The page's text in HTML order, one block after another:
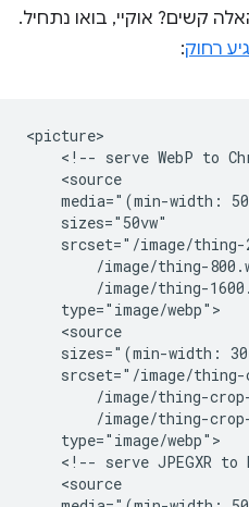
קשים? אוקיי, בואו נתחיל.
רחוק:
<picture>
<!-- serve WebP to
    <source
media="(min-width:
    sizes="50vw"
srcset="/image/
/image/thing-
/image/thing-
    type="image/webp">
    <source
sizes="(min-width:
srcset="/image/
/image/thing-
/image/thing-
    type="image/webp">
<!-- serve JPEGXR to
    <source